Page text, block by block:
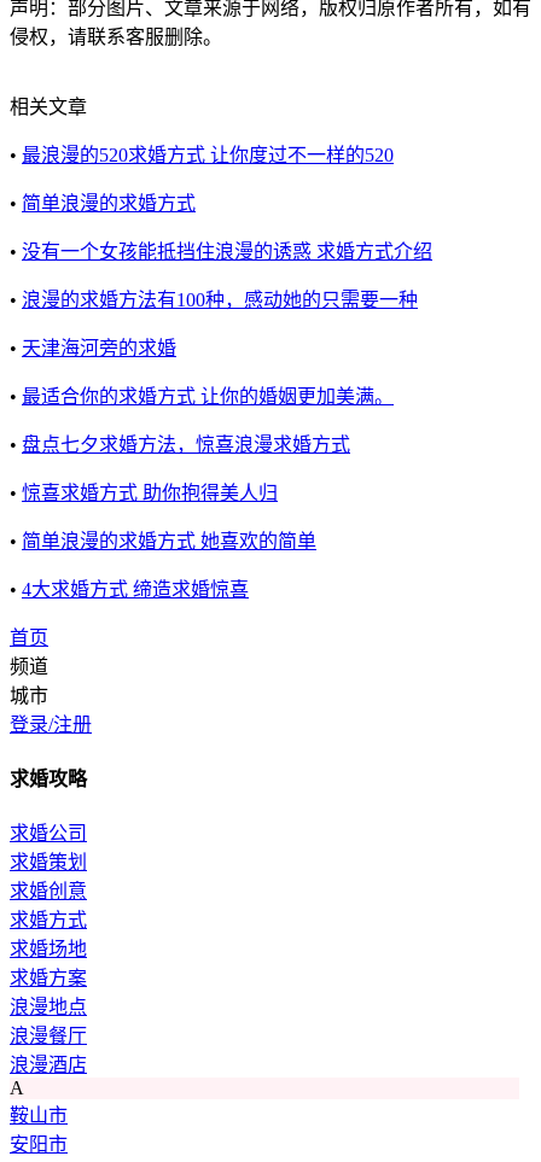
声明：部分图片、文章来源于网络，版权归原作者所有，如有
侵权，请联系客服删除。
相关文章
• 最浪漫的520求婚方式 让你度过不一样的520
• 简单浪漫的求婚方式
• 没有一个女孩能抵挡住浪漫的诱惑 求婚方式介绍
• 浪漫的求婚方法有100种，感动她的只需要一种
• 天津海河旁的求婚
• 最适合你的求婚方式 让你的婚姻更加美满。
• 盘点七夕求婚方法，惊喜浪漫求婚方式
• 惊喜求婚方式 助你抱得美人归
• 简单浪漫的求婚方式 她喜欢的简单
• 4大求婚方式 缔造求婚惊喜
首页
频道
城市
登录/注册
求婚攻略
求婚公司
求婚策划
求婚创意
求婚方式
求婚场地
求婚方案
浪漫地点
浪漫餐厅
浪漫酒店
A
鞍山市
安阳市